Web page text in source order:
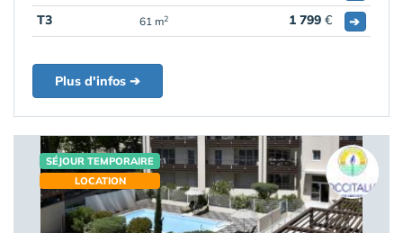
T3
61 m2 1 799 € ➔
Plus d'infos ➔
SÉJOUR TEMPORAIRE
LOCATION